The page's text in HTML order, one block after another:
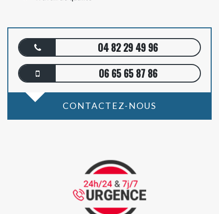
04 82 29 49 96
06 65 65 87 86
CONTACTEZ-NOUS